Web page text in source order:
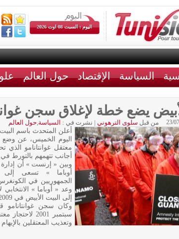
اليوم : السبت 08 اوت 2026
السياسة الإقتصاد حول العالم
يضع خطة لإغلاق سجن
من قبل سلوى الترهوني | نشرت في : السياسة,حول العالم
أعلن المتحدث باسم
اليوم الخميس، عن وضع
معتقل غوانتانامو الذي
أجانب تتهمهم بالتورط
وبين « إرنست » أن إدارة
أوباما » تسعى
الجمهوريين في
وعد « أوباما »
إلى البيت الأبيض في 2009 .
سبتمبر 2001
وتعذيب المعتقلين